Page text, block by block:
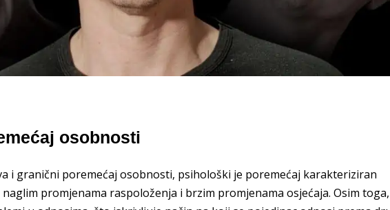
osobnosti
i granični poremećaj osobnosti, psihološki je poremećaj karakteriziran
promjenama raspoloženja i brzim promjenama osjećaja. Osim toga,